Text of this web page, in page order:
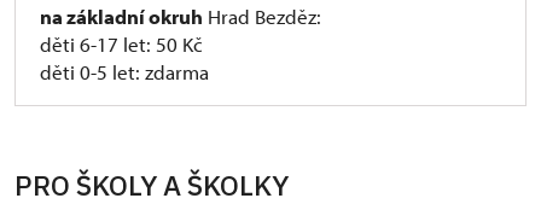
na základní okruh Hrad Bezděz:
děti 6-17 let: 50 Kč
děti 0-5 let: zdarma
PRO ŠKOLY A ŠKOLKY